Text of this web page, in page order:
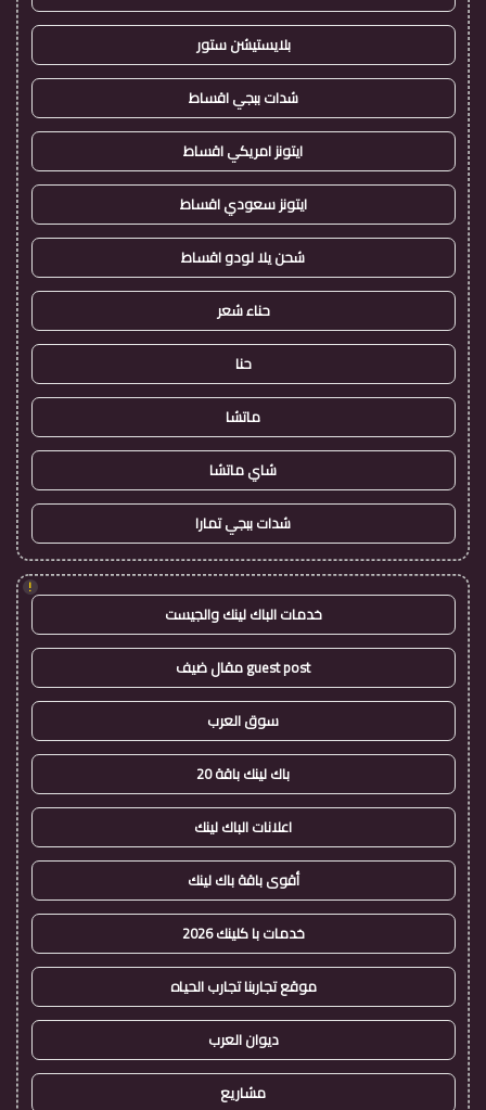
بلايستيشن ستور
شدات ببجي اقساط
ايتونز امريكي اقساط
ايتونز سعودي اقساط
شحن يلا لودو اقساط
حناء شعر
حنا
ماتشا
شاي ماتشا
شدات ببجي تمارا
!
خدمات الباك لينك والجيست
guest post مقال ضيف
سوق العرب
باك لينك باقة 20
اعلانات الباك لينك
أقوى باقة باك لينك
خدمات با كلينك 2026
موقع تجاربنا تجارب الحياه
ديوان العرب
مشاريع